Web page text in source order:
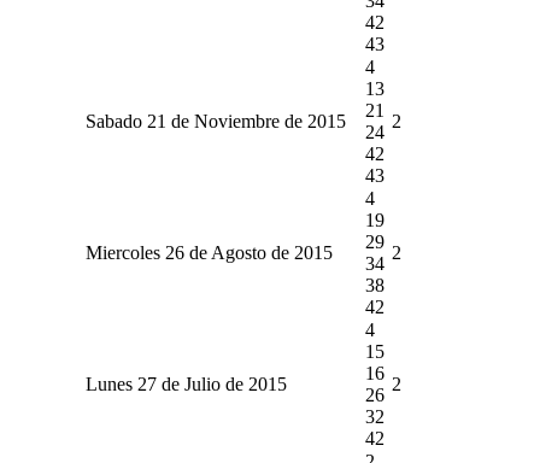
42
43
Sabado 21 de Noviembre de 2015
4
13
21
24
42
43
2
Miercoles 26 de Agosto de 2015
4
19
29
34
38
42
2
Lunes 27 de Julio de 2015
4
15
16
26
32
42
2